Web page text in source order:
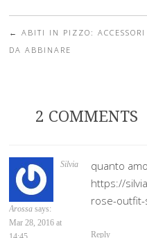
Post
← ABITI IN PIZZO: ACCESSORI
DA ABBINARE
2 COMMENTS
Silvia
Arossa says:
Mar 28, 2016 at
quanto
https://
rose-
Reply